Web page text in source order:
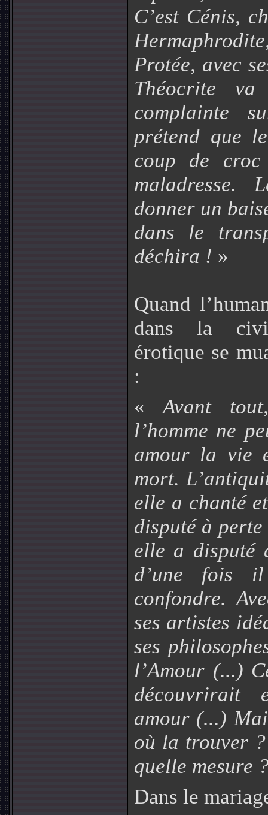
C’est Cénis,
Protée, avec
Théocrite
complainte
prétend que
coup de
maladresse.
donner un
dans le
déchira ! »
Quand
dans la
érotique se
:
«Avant
l’homme ne
amour la vie
mort.
elle a chanté
disputé à perte
elle a disputé
d’une fois
confondre.
ses artistes
ses
l’Amour (...)
découvrirait
amour (...)
où la trouver
quelle mesure
Dans le